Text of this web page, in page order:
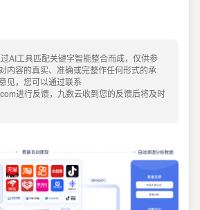
AI工具匹配关键字智能整合而成，仅供参
内容的真实、准确或完整作任何形式的承
见，您可以通过联系
进行反馈，九数云收到您的反馈后将及时